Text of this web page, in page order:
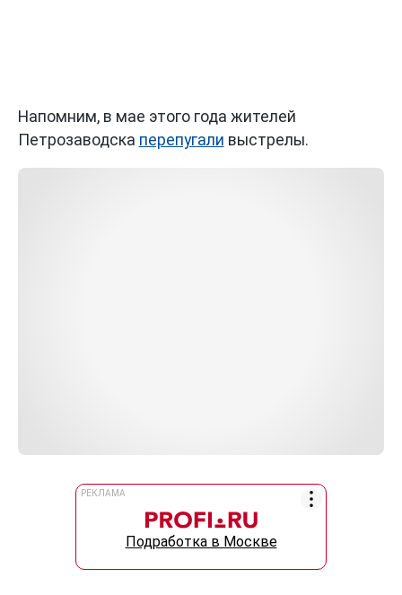
Напомним, в мае этого года жителей
Петрозаводска перепугали выстрелы.
РЕКЛАМА
Подработка в Москве